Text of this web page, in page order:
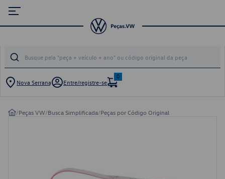
Nova Serrana Entre/registre-se
0
/Peças VW/Busca Simplificada/Peças por Código Original